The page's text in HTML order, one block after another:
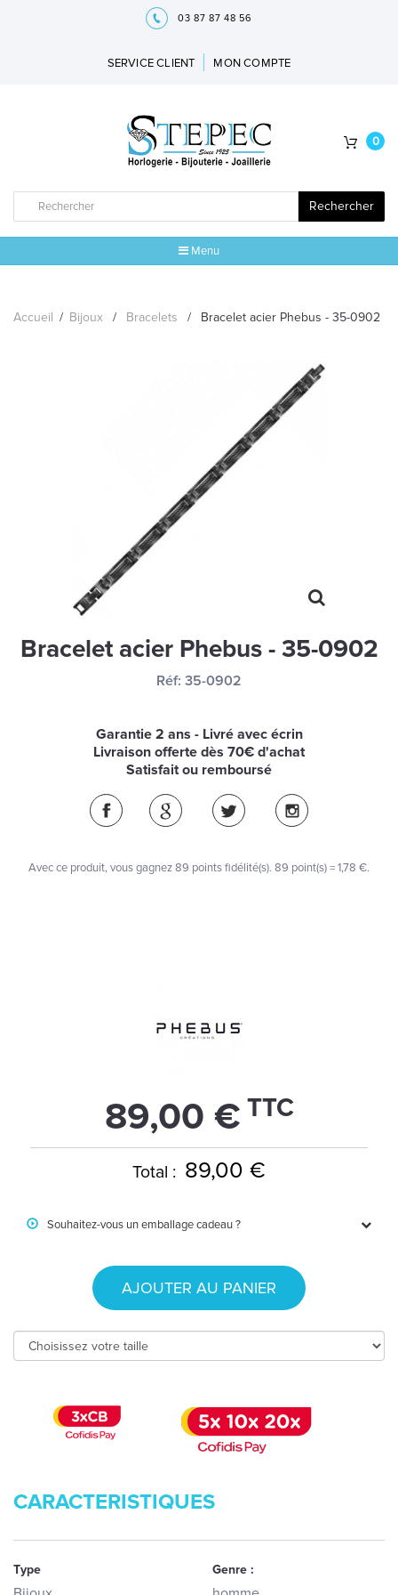
03 87 87 48 56
SERVICE CLIENT MON COMPTE
Rechercher
0
Menu
LES GEORGETTES
SWAROVSKI
BONNES AFFAIRES
CARTES CADEAUX
BLOG
Accueil / Bijoux / Bracelets / Bracelet acier Phebus - 35-0902
Bracelet acier Phebus - 35-0902
Réf: 35-0902
Garantie 2 ans - Livré avec écrin
Livraison offerte dès 70€ d'achat
Satisfait ou remboursé
Avec ce produit, vous gagnez89 points fidélité(s). 89 point(s) =1,78 €.
89,00 € TTC
Total : 89,00 €
Souhaitez-vous un emballage cadeau ?
AJOUTER AU PANIER
CARACTERISTIQUES
Type Genre :